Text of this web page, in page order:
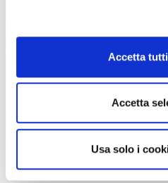
Accetta
Accetta
Usa solo i
I percorsi di Ghiaia Explorers sono per
agli oltre 800 chilometri delToscana